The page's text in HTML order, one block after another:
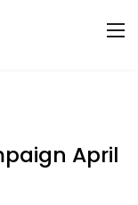
April